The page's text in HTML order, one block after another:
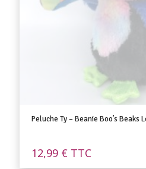
Peluche Ty – Beanie Boo’s Beaks
12,99 € TTC